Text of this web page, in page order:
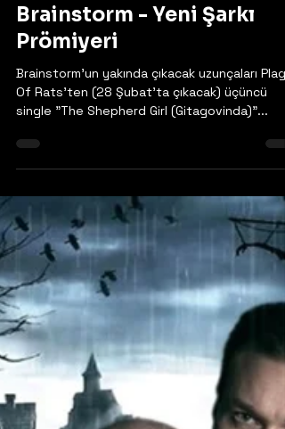
15 Şub 2025
Brainstorm - Yeni Şarkı
Prömiyeri
Brainstorm'un yakında çıkacak uzunçaları
single "The Shepherd Girl (Gitagovinda)"...